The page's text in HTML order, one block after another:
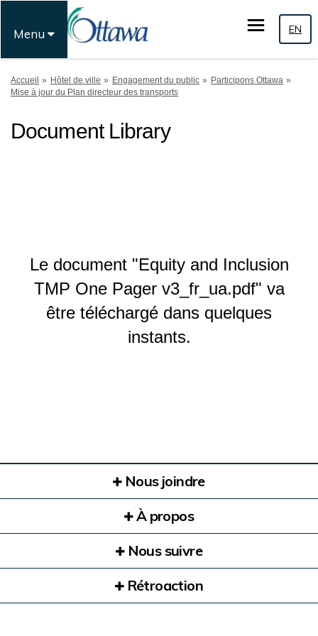
Menu EN
Vous êtes ici:
Accueil Hôtel de ville Engagement du public
Participons Ottawa
Mise à jour du Plan directeur des transports
Document Library
Le document "Equity and Inclusion
TMP One Pager v3_fr_ua.pdf" va
être téléchargé dans quelques
instants.
Nous joindre
À propos
Nous suivre
Rétroaction